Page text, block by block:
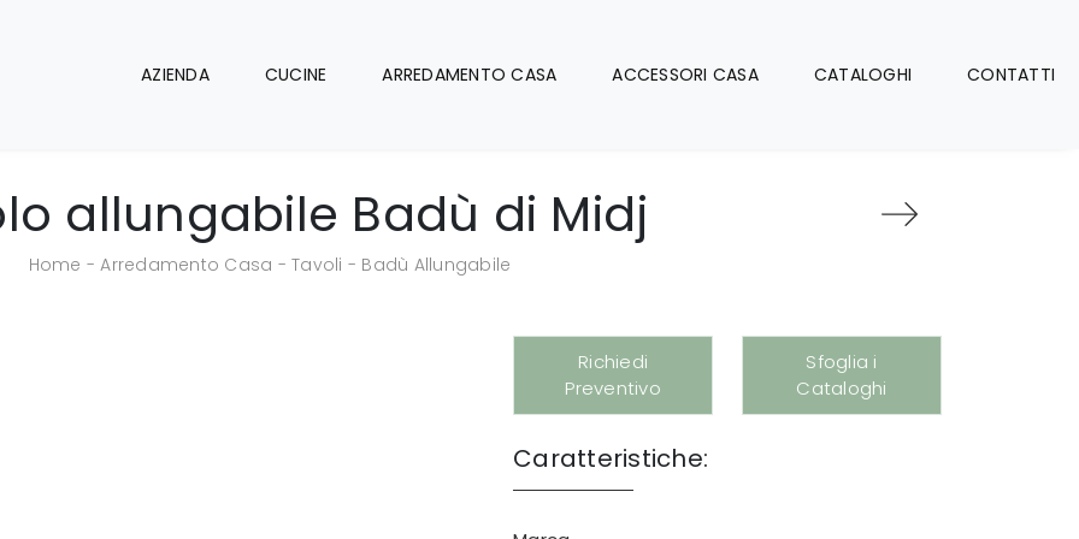
AZIENDA CUCINE ARREDAMENTO CASA ACCESSORI CASA CATALOGHI CONTATTI
allungabile Badù di Midj
Home -Arredamento Casa -Tavoli - Badù Allungabile
Richiedi
Preventivo
Sfoglia i
Cataloghi
Caratteristiche: